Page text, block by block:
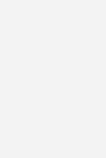
mit der
Eine Farce, wie
bei der
die Regierung sind
mit den
Kreisen‘. Im